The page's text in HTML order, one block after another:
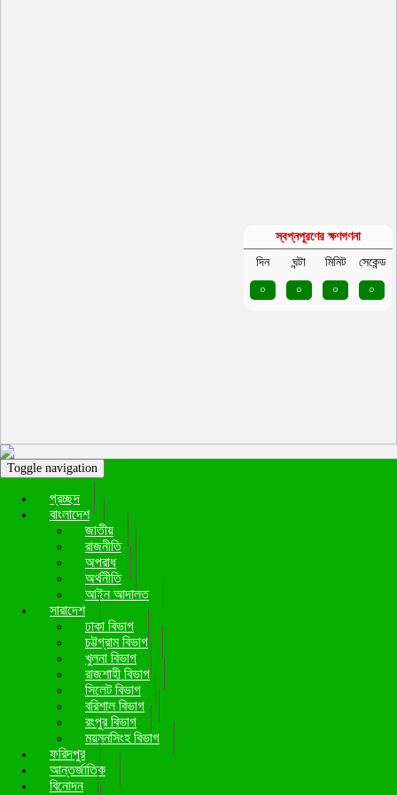
Toggle navigation
প্রচ্ছদ
বাংলাদেশ
জাতীয়
রাজনীতি
অপরাধ
অর্থনীতি
আইন আদালত
সারাদেশ
ঢাকা বিভাগ
চট্টগ্রাম বিভাগ
খুলনা বিভাগ
রাজশাহী বিভাগ
সিলেট বিভাগ
বরিশাল বিভাগ
রংপুর বিভাগ
ময়মনসিংহ বিভাগ
ফরিদপুর
আন্তর্জাতিক
বিনোদন
স্বপ্নপূরণের ক্ষণগণনা
দিন
ঘন্টা মিনিট
সেকেন্ড
০
০ ০ ০